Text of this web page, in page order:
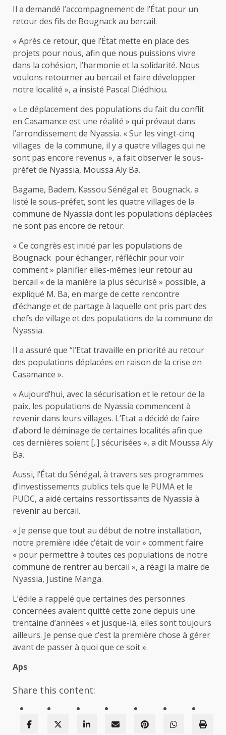
Il a demandé l’accompagnement de l’État pour un
retour des fils de Bougnack au bercail.
« Après ce retour, que l’État mette en place des
projets pour nous, afin que nous puissions vivre
dans la cohésion, l’harmonie et la solidarité. Nous
voulons retourner au bercail et faire développer
notre localité », a insisté Pascal Diédhiou.
« Le déplacement des populations du fait du conflit
en Casamance est une réalité » qui prévaut dans
l’arrondissement de Nyassia. « Sur les vingt-cinq
villages de la commune, il y a quatre villages qui ne
sont pas encore revenus », a fait observer le sous-
préfet de Nyassia, Moussa Aly Ba.
Bagame, Badem, Kassou Sénégal et Bougnack, a
listé le sous-préfet, sont les quatre villages de la
commune de Nyassia dont les populations déplacées
ne sont pas encore de retour.
« Ce congrès est initié par les populations de
Bougnack pour échanger, réfléchir pour voir
comment » planifier elles-mêmes leur retour au
bercail « de la manière la plus sécurisé » possible, a
expliqué M. Ba, en marge de cette rencontre
d’échange et de partage à laquelle ont pris part des
chefs de village et des populations de la commune de
Nyassia.
Il a assuré que “l’Etat travaille en priorité au retour
des populations déplacées en raison de la crise en
Casamance ».
« Aujourd’hui, avec la sécurisation et le retour de la
paix, les populations de Nyassia commencent à
revenir dans leurs villages. L’Etat a décidé de faire
d’abord le déminage de certaines localités afin que
ces dernières soient [..] sécurisées », a dit Moussa Aly
Ba.
Aussi, l’État du Sénégal, à travers ses programmes
d’investissements publics tels que le PUMA et le
PUDC, a aidé certains ressortissants de Nyassia à
revenir au bercail.
« Je pense que tout au début de notre installation,
notre première idée c’était de voir » comment faire
« pour permettre à toutes ces populations de notre
commune de rentrer au bercail », a réagi la maire de
Nyassia, Justine Manga.
L’édile a rappelé que certaines des personnes
concernées avaient quitté cette zone depuis une
trentaine d’années « et jusque-là, elles sont toujours
ailleurs. Je pense que c’est la première chose à gérer
avant de passer à quoi que ce soit ».
Aps
Share this content: